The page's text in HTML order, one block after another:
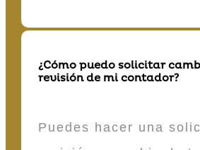
¿Cómo puedo solicitar
revisión de mi contador?
Puedes hacer una